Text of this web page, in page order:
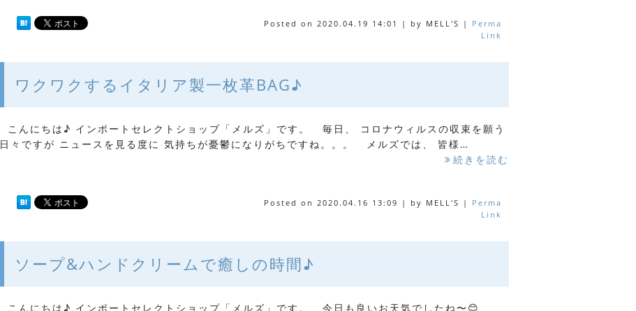
Posted on 2020.04.19 14:01 | by MELL'S | Perma
Link
ワクワクするイタリア製一枚革BAG♪
こんにちは♪ インポートセレクトショップ「メルズ」です。 毎日、 コロナウィルスの収束を願う
日々ですが ニュースを見る度に 気持ちが憂鬱になりがちですね。。。 メルズでは、 皆様…
続きを読む
Posted on 2020.04.16 13:09 | by MELL'S | Perma
Link
ソープ&ハンドクリームで癒しの時間♪
こんにちは♪ インポートセレクトショップ「メルズ」です。 今日も良いお天気でしたね〜😊